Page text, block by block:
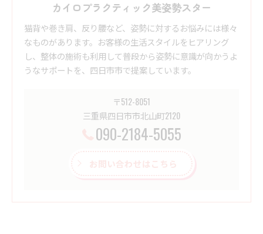
カイロプラクティック美姿勢スター
猫背や巻き肩、反り腰など、姿勢に対するお悩みには様々
なものがあります。お客様の生活スタイルをヒアリング
し、整体の施術も利用して普段から姿勢に意識が向かうよ
うなサポートを、四日市市で提案しています。
〒512-8051
三重県四日市市北山町2120
090-2184-5055
お問い合わせはこちら